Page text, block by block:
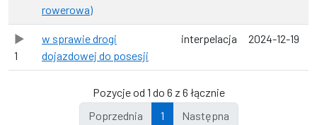
rowerowa)
1
w sprawie drogi
dojazdowej do posesji
interpelacja 2024-12-19
Pozycje od 1 do 6 z 6 łącznie
Poprzednia
1 Następna